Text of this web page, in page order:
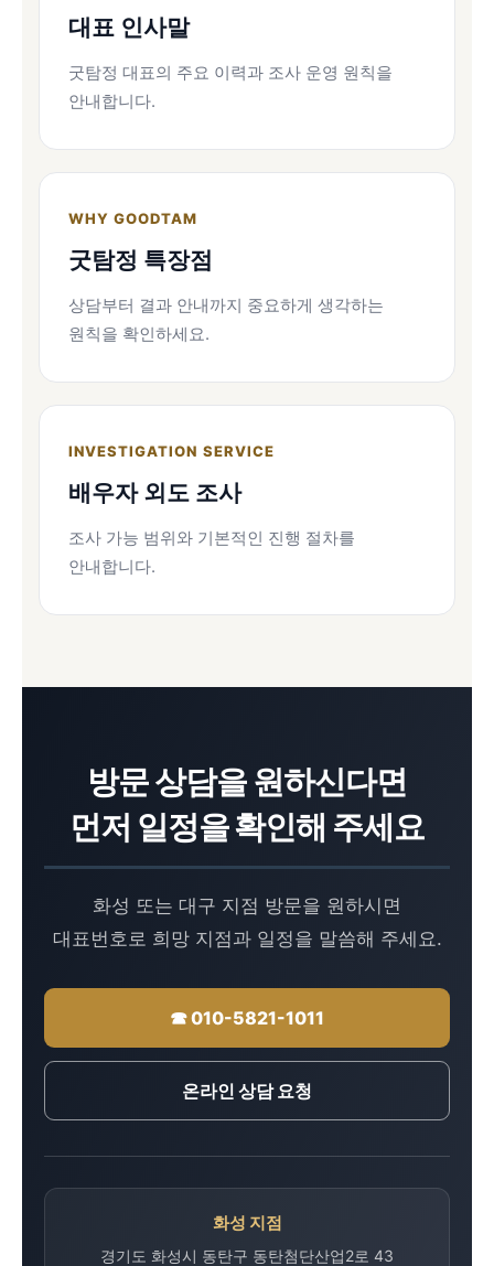
대표 인사말
굿탐정 대표의 주요 이력과 조사 운영 원칙을
안내합니다.
WHY GOODTAM
굿탐정 특장점
상담부터 결과 안내까지 중요하게 생각하는
원칙을 확인하세요.
INVESTIGATION SERVICE
배우자 외도 조사
조사 가능 범위와 기본적인 진행 절차를
안내합니다.
방문 상담을 원하신다면
먼저 일정을 확인해 주세요
화성 또는 대구 지점 방문을 원하시면
대표번호로 희망 지점과 일정을 말씀해 주세요.
☎ 010-5821-1011
온라인 상담 요청
화성 지점
경기도 화성시 동탄구 동탄첨단산업2로 43